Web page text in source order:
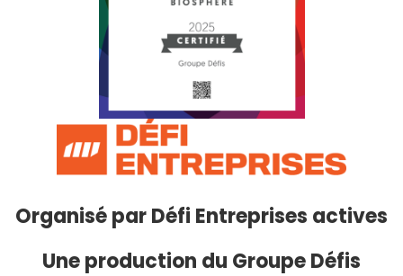
Organisé parDéfi Entreprises actives
Une production du Groupe Défis